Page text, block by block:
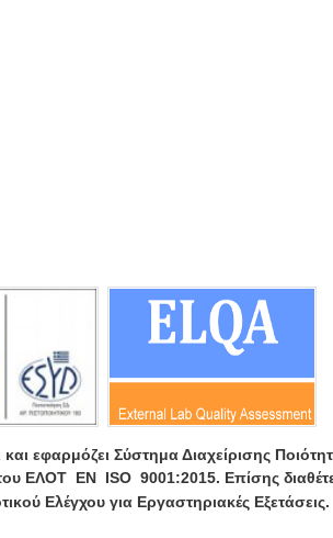
εφαρμόζει Σύστημα Διαχείρισης
ΕΛΟΤ ΕN ISO 9001:2015. Επίσης
Ελέγχου για Εργαστηριακές Εξετάσεις.